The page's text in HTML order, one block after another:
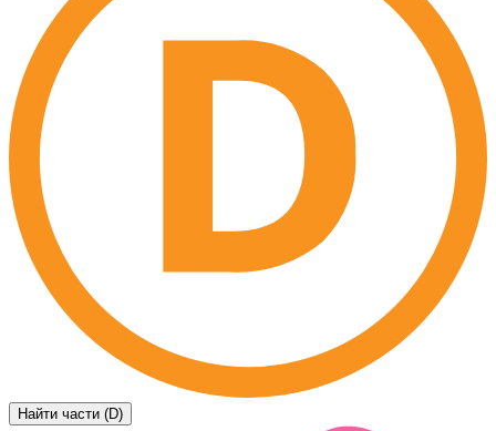
Найти части (D)